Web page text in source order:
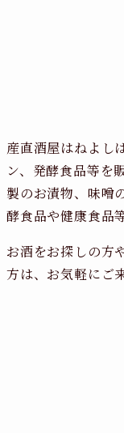
産直酒屋はねよし
ン、発酵食品等を
製のお漬物、味噌
酵食品や健康食品
お酒をお探しの方
方は、お気軽にご